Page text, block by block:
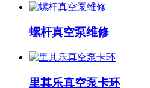
螺杆真空泵维修
里其乐真空泵卡环